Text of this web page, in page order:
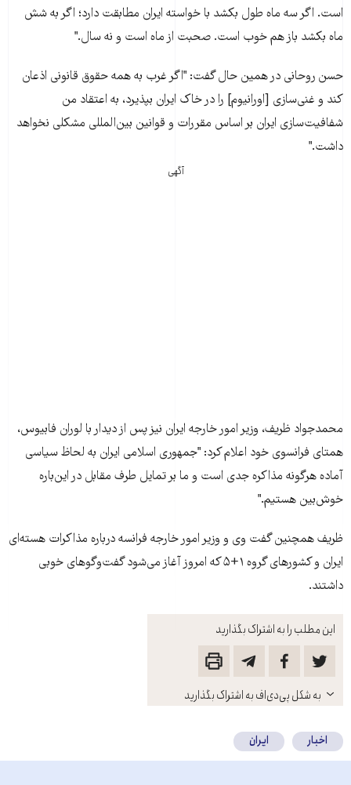
این مطلب را به اشتراک بگذارید
باز
کنید
به شکل پی‌دی‌اف به اشتراک بگذارید
است. اگر سه ماه طول بکشد با خواسته ايران مطابقت دارد؛ اگر به شش
ماه بکشد باز هم خوب است. صحبت از ماه است و نه سال."
حسن روحانی در همين حال گفت: "اگر غرب به همه حقوق قانونی اذعان
کند و غنی‌سازی [اورانيوم] را در خاک ايران بپذيرد، به اعتقاد من
شفافيت‌سازی ايران بر اساس مقررات و قوانين بين‌المللی مشکلی نخواهد
داشت."
آگهی
محمدجواد ظريف، وزير امور خارجه ايران نيز پس از ديدار با لوران فابيوس،
همتای فرانسوی خود اعلام کرد: "جمهوری اسلامی ايران به لحاظ سياسی
آماده هرگونه مذاکره جدی است و ما بر تمايل طرف مقابل در اين‌باره
خوش‌بين هستيم."
ظريف همچنين گفت وی و وزير امور خارجه فرانسه درباره مذاکرات هسته‌ای
ايران و کشورهای گروه ۱+۵ که امروز آغاز می‌شود گفت‌وگوهای خوبی
داشتند.
اخبار ایران